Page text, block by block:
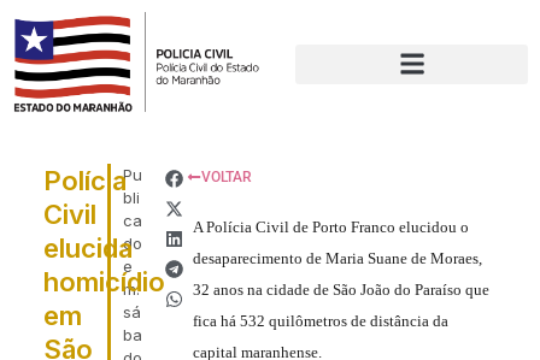
Pu
bli
ca
do
e
m:
sá
ba
Polícia
Civil
elucida
homicídio
em
São
VOLTAR
A Polícia Civil de Porto Franco elucidou o
desaparecimento de Maria Suane de Moraes,
32 anos na cidade de São João do Paraíso que
fica há 532 quilômetros de distância da
capital maranhense.